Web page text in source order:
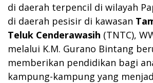
di daerah terpencil di wilayah
di daerah pesisir di kawasan
Teluk Cenderawasih (TNTC),
melalui K.M. Gurano Bintang
memberikan pendidikan bagi
kampung-kampung yang